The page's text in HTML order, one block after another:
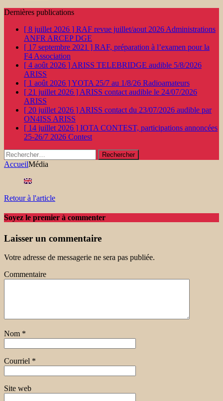
Dernières publications
[ 8 juillet 2026 ] RAF revue juillet/aout 2026 Administrations
ANFR ARCEP DGE
[ 17 septembre 2021 ] RAF, préparation à l’examen pour la
F4 Association
[ 4 août 2026 ] ARISS TELEBRIDGE audible 5/8/2026
ARISS
[ 1 août 2026 ]YOTA 25/7 au 1/8/26 Radioamateurs
[ 21 juillet 2026 ] ARISS contact audible le 24/07/2026
ARISS
[ 20 juillet 2026 ] ARISS contact du 23/07/2026 audible par
ON4ISS ARISS
[ 14 juillet 2026 ] IOTA CONTEST, participations annoncées
25-26/7 2026 Contest
Rechercher :
AccueilMédia
Retour à l'article
Soyez le premier à commenter
Laisser un commentaire
Votre adresse de messagerie ne sera pas publiée.
Commentaire
Nom *
Courriel *
Site web